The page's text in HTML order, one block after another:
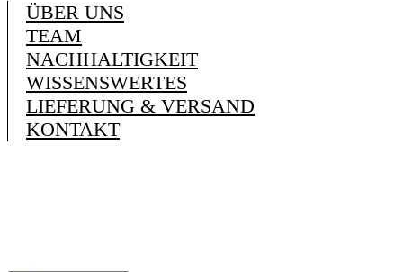
ÜBER UNS
TEAM
NACHHALTIGKEIT
WISSENSWERTES
LIEFERUNG & VERSAND
KONTAKT